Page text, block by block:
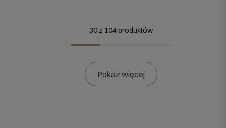
30 z 104 produktów
Pokaż więcej